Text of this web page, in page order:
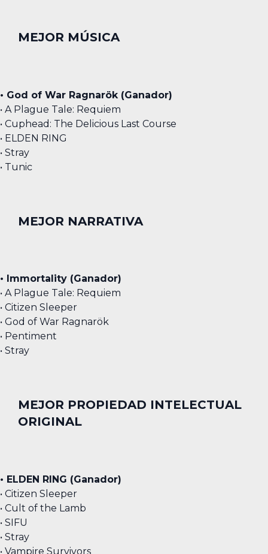
MEJOR MÚSICA
• God of War Ragnarök (Ganador)
• A Plague Tale: Requiem
• Cuphead: The Delicious Last Course
• ELDEN RING
• Stray
• Tunic
MEJOR NARRATIVA
• Immortality (Ganador)
• A Plague Tale: Requiem
• Citizen Sleeper
• God of War Ragnarök
• Pentiment
• Stray
MEJOR PROPIEDAD INTELECTUAL
ORIGINAL
• ELDEN RING (Ganador)
• Citizen Sleeper
• Cult of the Lamb
• SIFU
• Stray
• Vampire Survivors